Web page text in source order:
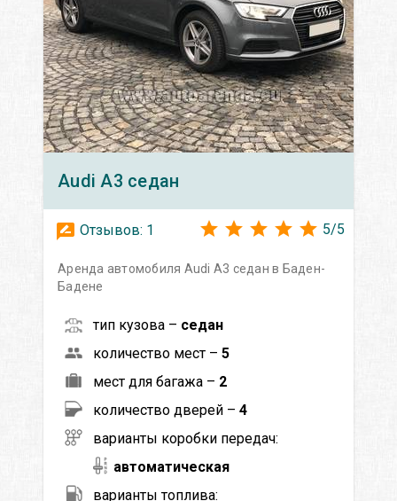
Audi A3 седан
Отзывов: 1 5/5
Аренда автомобиля Audi A3 седан в Баден-
Бадене
тип кузова – седан
количество мест – 5
мест для багажа – 2
количество дверей – 4
варианты коробки передач:
автоматическая
варианты топлива: